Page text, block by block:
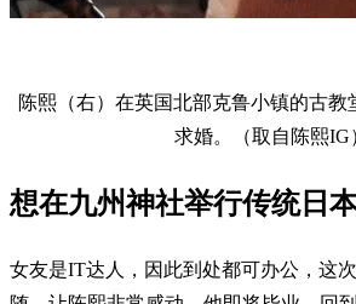
陈熙（右）在英国北部克鲁小镇的古教
求婚。（取自陈熙IG
想在九州神社举行传统日
女友是IT达人，因此到处都可办公，这